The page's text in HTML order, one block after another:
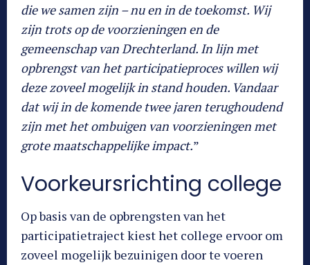
die we samen zijn – nu en in de toekomst. Wij
zijn trots op de voorzieningen en de
gemeenschap van Drechterland. In lijn met
opbrengst van het participatieproces willen wij
deze zoveel mogelijk in stand houden. Vandaar
dat wij in de komende twee jaren terughoudend
zijn met het ombuigen van voorzieningen met
grote maatschappelijke impact.”
Voorkeursrichting college
Op basis van de opbrengsten van het
participatietraject kiest het college ervoor om
zoveel mogelijk bezuinigen door te voeren